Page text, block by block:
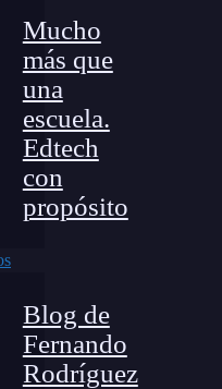
Mucho
más que
una
escuela.
Edtech
con
propósito
Blog de
Fernando
Rodríguez